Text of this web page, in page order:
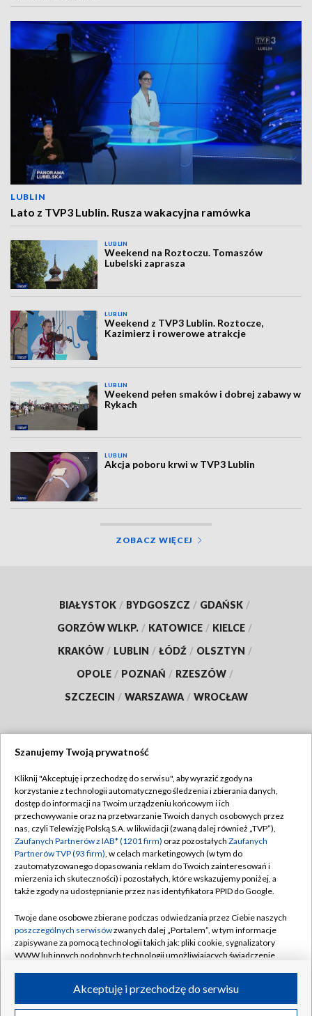
LUBLIN
Lato z TVP3 Lublin. Rusza wakacyjna ramówka
LUBLIN
Weekend na Roztoczu. Tomaszów
Lubelski zaprasza
LUBLIN
Weekend z TVP3 Lublin. Roztocze,
Kazimierz i rowerowe atrakcje
LUBLIN
Weekend pełen smaków i dobrej zabawy w
Rykach
LUBLIN
Akcja poboru krwi w TVP3 Lublin
ZOBACZ WIĘCEJ
BIAŁYSTOK / BYDGOSZCZ / GDAŃSK /
GORZÓW WLKP. / KATOWICE / KIELCE /
KRAKÓW / LUBLIN / ŁÓDŹ / OLSZTYN /
OPOLE / POZNAŃ / RZESZÓW /
SZCZECIN / WARSZAWA / WROCŁAW
TVP
Abonament TVP
Emisja w TVP
Centrum informacji TVP
Naziemna Telewizja Cyfrowa
Rada Programowa
System NOS
Informacje o nadawcy
Program dla prasy
Regulamin TVP
Polityka prywatności
Moje zgody
Pomoc
Kontakt
Kanały
©2026 Telewizja Polska S.A. w likwidacji
Szanujemy Twoją prywatność
Kliknij "Akceptuję i przechodzę do serwisu", aby wyrazić zgody na
korzystanie z technologii automatycznego śledzenia i zbierania danych,
dostęp do informacji na Twoim urządzeniu końcowym i ich
przechowywanie oraz na przetwarzanie Twoich danych osobowych przez
nas, czyli Telewizję Polską S.A. w likwidacji (zwaną dalej również „TVP”),
Zaufanych Partnerów z IAB* (1201 firm) oraz pozostałych Zaufanych
Partnerów TVP (93 firm), w celach marketingowych (w tym do
zautomatyzowanego dopasowania reklam do Twoich zainteresowań i
mierzenia ich skuteczności) i pozostałych, które wskazujemy poniżej, a
także zgody na udostępnianie przez nas identyfikatora PPID do Google.
Twoje dane osobowe zbierane podczas odwiedzania przez Ciebie naszych
poszczególnych serwisówzwanych dalej „Portalem”, w tym informacje
zapisywane za pomocą technologii takich jak: pliki cookie, sygnalizatory
WWW lub innych podobnych technologii umożliwiających świadczenie
ruchu w Internecie.Akceptuję i przechodzę do serwisu